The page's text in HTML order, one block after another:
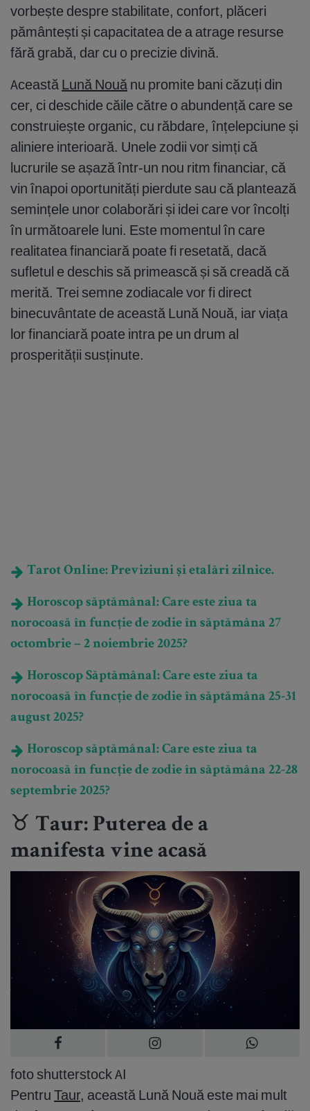
vorbește despre stabilitate, confort, plăceri
pământești și capacitatea de a atrage resurse
fără grabă, dar cu o precizie divină.
Această Lună Nouă nu promite bani căzuți din
cer, ci deschide căile către o abundență care se
construiește organic, cu răbdare, înțelepciune și
aliniere interioară. Unele zodii vor simți că
lucrurile se așază într-un nou ritm financiar, că
vin înapoi oportunități pierdute sau că plantează
semințele unor colaborări și idei care vor încolți
în următoarele luni. Este momentul în care
realitatea financiară poate fi resetată, dacă
sufletul e deschis să primească și să creadă că
merită. Trei semne zodiacale vor fi direct
binecuvântate de această Lună Nouă, iar viața
lor financiară poate intra pe un drum al
prosperității susținute.
Tarot Online: Previziuni și etalări zilnice.
Horoscop săptămânal: Care este ziua ta
norocoasă în funcție de zodie în săptămâna 27
octombrie – 2 noiembrie 2025?
Horoscop Săptămânal: Care este ziua ta
norocoasă în funcție de zodie în săptămâna 25-31
august 2025?
Horoscop săptămânal: Care este ziua ta
norocoasă în funcție de zodie în săptămâna 22-28
septembrie 2025?
♉ Taur: Puterea de a
manifesta vine acasă
foto shutterstock AI
Pentru Taur, această Lună Nouă este mai mult